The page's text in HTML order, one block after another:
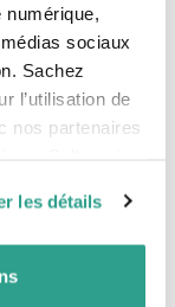
sociaux
Sachez
l’utilisation de
nos partenaires
collectées lors
les détails